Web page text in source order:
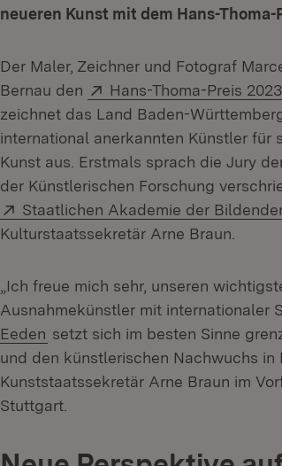
neueren Kunst mit dem Hans-Thoma-
Der Maler, Zeichner und Fotograf
Bernau den
Extern:
Hans-Thoma-Preis 2023
zeichnet das Land Baden-
international anerkannten Künstler für
Kunst aus. Erstmals sprach die Jury
der Künstlerischen Forschung
Extern:
Staatlichen Akademie der
Kulturstaatssekretär Arne Braun.
„Ich freue mich sehr, unseren
Ausnahmekünstler mit internationaler
Eeden (Öffnet in neuem Fenster)
setzt sich im besten Sinne
und den künstlerischen Nachwuchs in
Kunststaatssekretär Arne Braun im
Stuttgart.